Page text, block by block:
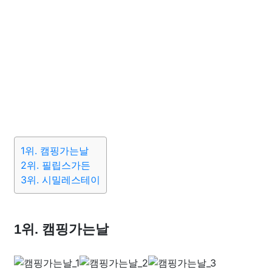
1위. 캠핑가는날
2위. 필립스가든
3위. 시밀레스테이
1위. 캠핑가는날